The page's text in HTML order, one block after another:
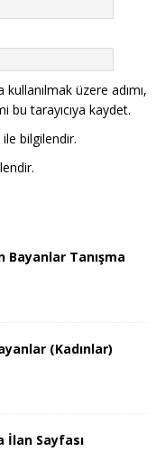
üzere adımı,
tarayıcıya kaydet.
bilgilendir.
Bayanlar Tanışma
(Kadınlar)
İlan Sayfası